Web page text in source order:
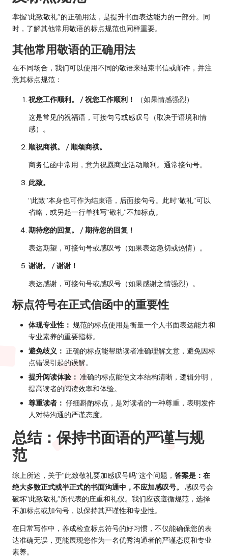
掌握“此致敬礼”的正确用法，是提升书面表达能力的一部分。同
时，了解其他常用敬语的标点规范也同样重要。
其他常用敬语的正确用法
在不同场合，我们可以使用不同的敬语来结束书信或邮件，并注
意其标点规范：
祝您工作顺利。 /祝您工作顺利！
（如果情感强烈）
这是常见的祝福语，可接句号或感叹号（取决于语境和情
感）。
顺祝商祺。
/顺颂商祺。
商务信函中常用，意为祝愿商业活动顺利。通常接句号。
此致。
“此致”本身也可作为结束语，后面接句号。此时“敬礼”可以
省略，或另起一行单独写“敬礼”不加标点。
期待您的回复。
/期待您的回复！
表达期望，可接句号或感叹号（如果表达急切或热情）。
谢谢。
/谢谢！
表达感谢，可接句号或感叹号（如果感谢之情强烈）。
标点符号在正式信函中的重要性
体现专业性： 规范的标点使用是衡量一个人书面表达能力和
专业素养的重要指标。
避免歧义： 正确的标点能帮助读者准确理解文意，避免因标
点错误引起的误解。
提升阅读体验： 准确的标点能使文本结构清晰，逻辑分明，
提高读者的阅读效率和体验。
尊重读者： 仔细斟酌标点，是对读者的一种尊重，表明发件
人对待沟通的严谨态度。
总结：保持书面语的严谨与规
范
综上所述，关于“此致敬礼要加感叹号吗”这个问题， 答案是：在
绝大多数正式或半正式的书面沟通中，不应加感叹号。
感叹号会
破坏“此致敬礼”所代表的庄重和礼仪。我们应该遵循规范，选择
不加标点或加句号，以保持其严谨性和专业性。
在日常写作中，养成检查标点符号的好习惯，不仅能确保您的表
达准确无误，更能展现您作为一名优秀沟通者的严谨态度和专业
素养。